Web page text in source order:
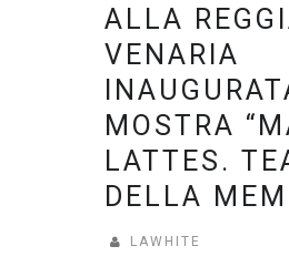
ALLA
VENARIA
MOSTRA
LATTES.
DELLA
LAWHITE